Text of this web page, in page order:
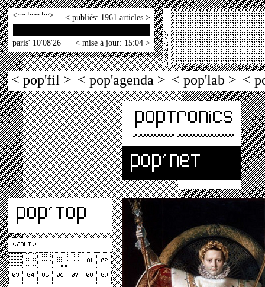
< > < publiés: 1961 articles >
paris' 10'08'26 < mise à jour: 15:04 >
< pop'fil > < pop'agenda > < pop'lab > <